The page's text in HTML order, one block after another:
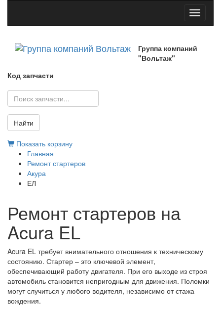
Toggle
Группа компаний
"Вольтаж"
Код запчасти
Найти
Показать корзину
Главная
Ремонт стартеров
Акура
ЕЛ
Ремонт стартеров на
Acura EL
Acura EL требует внимательного отношения к техническому
состоянию. Стартер – это ключевой элемент,
обеспечивающий работу двигателя. При его выходе из строя
автомобиль становится непригодным для движения. Поломки
могут случиться у любого водителя, независимо от стажа
вождения.